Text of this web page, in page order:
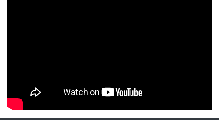
NYXmag 2. Yaş Kutlama Etkinliği